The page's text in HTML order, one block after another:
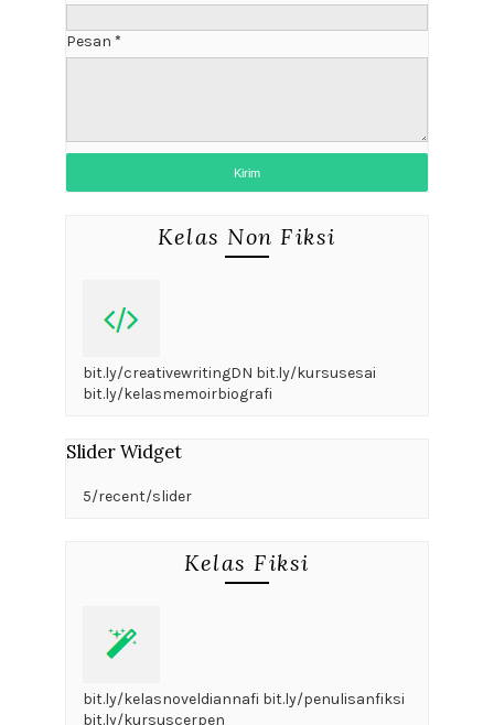
Pesan *
Kelas Non Fiksi
bit.ly/creativewritingDN bit.ly/kursusesai
bit.ly/kelasmemoirbiografi
Slider Widget
5/recent/slider
Kelas Fiksi
bit.ly/kelasnoveldiannafi bit.ly/penulisanfiksi
bit.ly/kursuscerpen